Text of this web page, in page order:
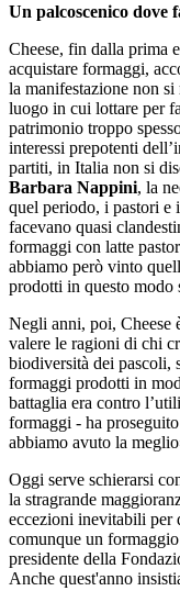
Un palcoscenico dove
Cheese, fin dalla prima
acquistare formaggi,
la manifestazione non si
luogo in cui lottare per
patrimonio troppo
interessi prepotenti
partiti, in Italia non si
Barbara Nappini, la
quel periodo, i pastori e
facevano quasi
formaggi con latte
abbiamo però vinto
prodotti in questo modo
Negli anni, poi, Cheese
valere le ragioni di chi
biodiversità dei pascoli,
formaggi prodotti in
battaglia era contro
formaggi - ha
abbiamo avuto la
Oggi serve schierarsi
la stragrande
eccezioni inevitabili per
comunque un
presidente della
Anche quest'anno